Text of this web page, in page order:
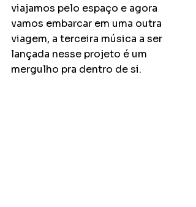
viajamos pelo espaço e agora
vamos embarcar em uma outra
viagem, a terceira música a ser
lançada nesse projeto é um
mergulho pra dentro de si.